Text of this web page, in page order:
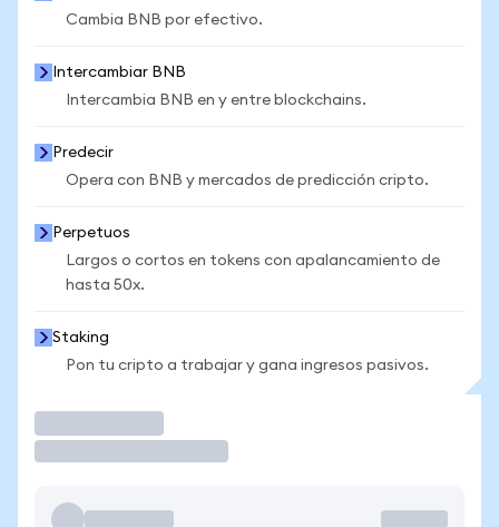
Cambia BNB por efectivo.
Intercambiar BNB
Intercambia BNB en y entre blockchains.
Predecir
Opera con BNB y mercados de predicción cripto.
Perpetuos
Largos o cortos en tokens con apalancamiento de
hasta 50x.
Staking
Pon tu cripto a trabajar y gana ingresos pasivos.